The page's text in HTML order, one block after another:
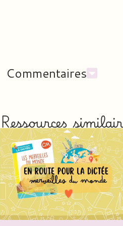
Commentaires
Ressources